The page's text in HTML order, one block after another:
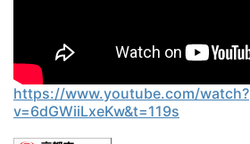
https://www.youtube.com/watch?
v=6dGWiiLxeKw&t=119s